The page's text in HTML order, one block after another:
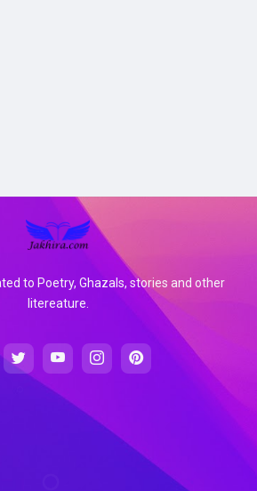
to Poetry, Ghazals, stories and other
litereature.